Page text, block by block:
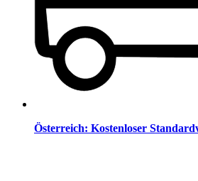
Österreich: Kostenloser